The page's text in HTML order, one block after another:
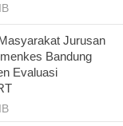
Jurusan
Bandung
Evaluasi